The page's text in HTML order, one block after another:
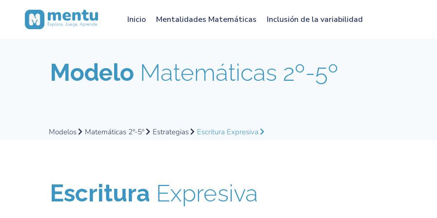
Inicio Mentalidades Matemáticas Inclusión de la variabilidad
Modelo Matemáticas 2º-5º
Modelos Matemáticas 2º-5º Estrategias Escritura Expresiva
Escritura Expresiva